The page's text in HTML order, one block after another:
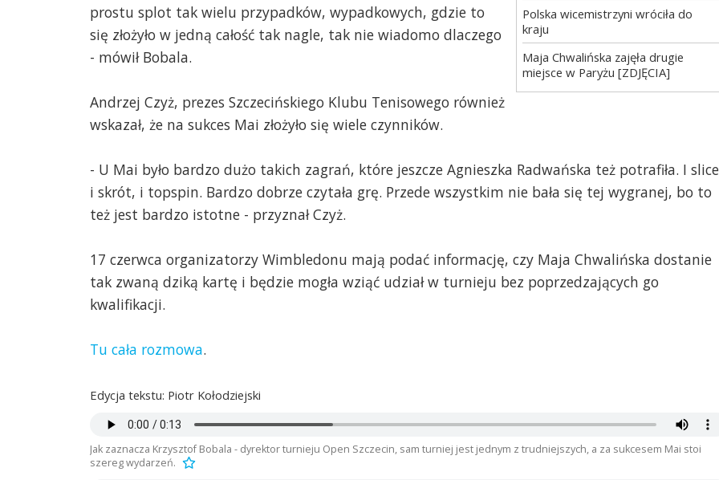
Polska wicemistrzyni wróciła do
kraju
Maja Chwalińska zajęła drugie
miejsce w Paryżu [ZDJĘCIA]
prostu splot tak wielu przypadków, wypadkowych, gdzie to
się złożyło w jedną całość tak nagle, tak nie wiadomo dlaczego
- mówił Bobala.
Andrzej Czyż, prezes Szczecińskiego Klubu Tenisowego również
wskazał, że na sukces Mai złożyło się wiele czynników.
- U Mai było bardzo dużo takich zagrań, które jeszcze Agnieszka Radwańska też potrafiła. I
i skrót, i topspin. Bardzo dobrze czytała grę. Przede wszystkim nie bała się tej wygranej, bo to
też jest bardzo istotne - przyznał Czyż.
17 czerwca organizatorzy Wimbledonu mają podać informację, czy Maja Chwalińska dostanie
tak zwaną dziką kartę i będzie mogła wziąć udział w turnieju bez poprzedzających go
kwalifikacji.
Tu cała rozmowa.
Edycja tekstu: Piotr Kołodziejski
Jak zaznacza Krzysztof Bobala - dyrektor turnieju Open Szczecin, sam turniej jest jednym z trudniejszych, a za sukcesem Mai stoi
szereg wydarzeń.